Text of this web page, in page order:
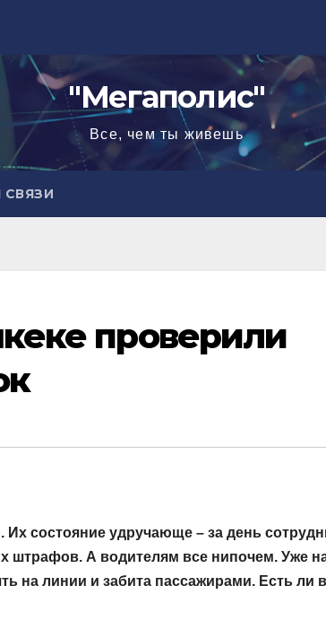
"Мегаполис"
Все, чем ты живешь
СВЯЗИ
проверили
состояние удручающе – за день
штрафов. А водителям все нипочем. Уже
на линии и забита пассажирами. Есть ли